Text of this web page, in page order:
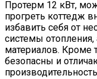
Протерм 12 кВт,
прогреть коттедж
избавить себя от
системы
материалов. Кроме
безопасны и